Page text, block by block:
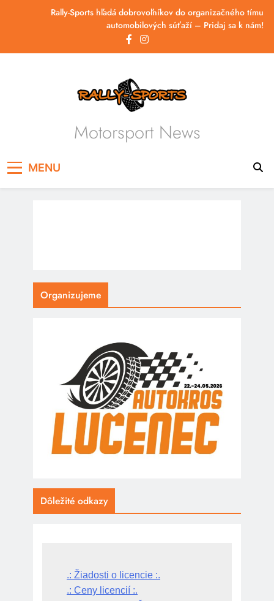
Rally-Sports hľadá dobrovoľníkov do organizačného tímu
automobilových súťaží – Pridaj sa k nám!
Motorsport News
MENU
Organizujeme
Dôležité odkazy
.: Žiadosti o licencie :.
.: Ceny licencií :.